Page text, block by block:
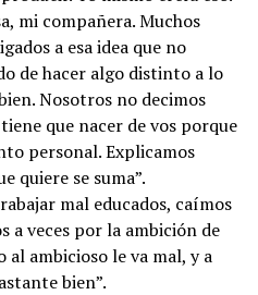
mi compañera. Muchos
a esa idea que no
de hacer algo distinto a lo
Nosotros no decimos
que nacer de vos porque
personal. Explicamos
quiere se suma”.
mal educados, caímos
a veces por la ambición de
al ambicioso le va mal, y a
bien”.